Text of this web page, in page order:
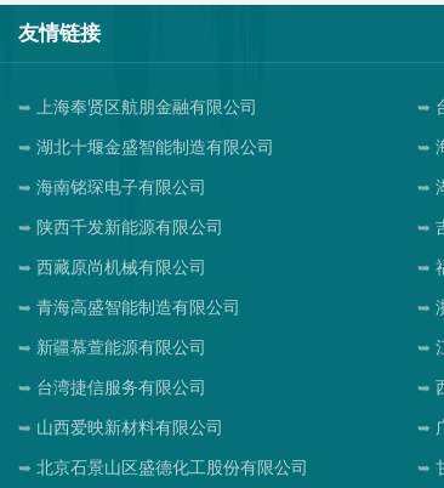
友情链接
上海奉贤区航朋金融有限公司
湖北十堰金盛智能制造有限公司
海南铭琛电子有限公司
陕西千发新能源有限公司
西藏原尚机械有限公司
青海高盛智能制造有限公司
新疆慕萱能源有限公司
台湾捷信服务有限公司
山西爱映新材料有限公司
北京石景山区盛德化工股份有限公司